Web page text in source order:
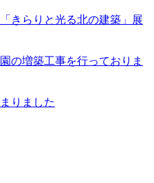
きらりと光る北の建築」展
の増築工事を行っておりま
りました